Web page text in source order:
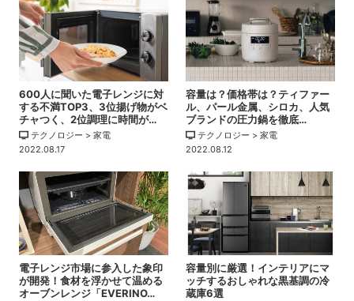
600人に聞いた電子レンジに対
する不満TOP3、3位揚げ物がベ
チャつく、2位調理に時間が…
テクノロジー > 家電
2022.08.17
容量は？価格帯は？ティファー
ル、パール金属、シロカ、人気
ブランドの圧力鍋を徹底…
テクノロジー > 家電
2022.08.12
電子レンジ市場に参入した象印
が開発！食材を浮かせて温める
オーブンレンジ「EVERINO…
容量別に厳選！インテリアにマ
ッチするおしゃれな黒基調の冷
蔵庫6選